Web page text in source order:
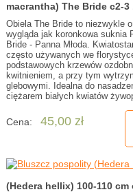
macrantha) The Bride c2-3
Obiela The Bride to niezwykle
wygląda jak koronkowa suknia
Bride - Panna Młoda.
często używanych we
podstawowych krzewów
kwitnieniem, a przy tym
glebowymi. Idealna do
ciężarem białych kwiatów
Cena: 45,00 zł
(Hedera hellix) 100-110 cm